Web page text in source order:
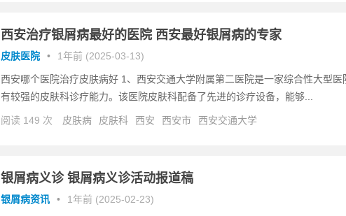
西安治疗银屑病最好的医院 西安最好银屑病的专家
皮肤医院 • 1年前 (2025-03-13)
西安哪个医院治疗皮肤病好 1、西安交通大学附属第二医院是一家综合性大型医
有较强的皮肤科诊疗能力。该医院皮肤科配备了先进的诊疗设备，能够...
阅读 149 次 皮肤病 皮肤科 西安 西安市 西安交通大学
银屑病义诊 银屑病义诊活动报道稿
银屑病资讯 • 1年前 (2025-02-23)